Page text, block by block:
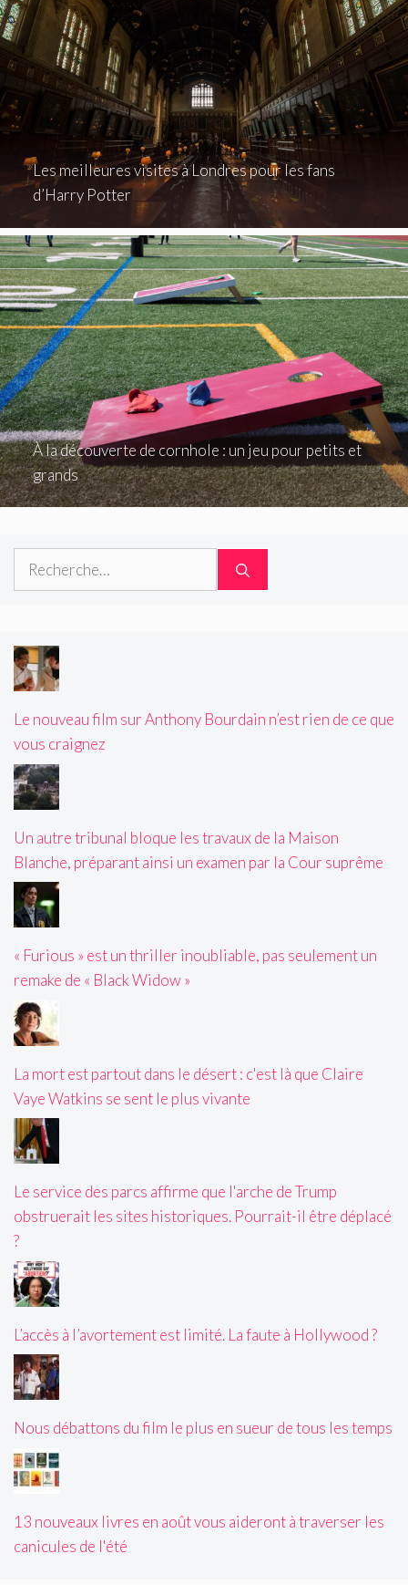
Les meilleures visites à Londres pour les fans
d’Harry Potter
À la découverte de cornhole : un jeu pour petits et
grands
Rechercher :
Le nouveau film sur Anthony Bourdain n’est rien de ce que
vous craignez
Un autre tribunal bloque les travaux de la Maison
Blanche, préparant ainsi un examen par la Cour suprême
« Furious » est un thriller inoubliable, pas seulement un
remake de « Black Widow »
La mort est partout dans le désert : c'est là que Claire
Vaye Watkins se sent le plus vivante
Le service des parcs affirme que l'arche de Trump
obstruerait les sites historiques. Pourrait-il être déplacé
?
L’accès à l’avortement est limité. La faute à Hollywood ?
Nous débattons du film le plus en sueur de tous les temps
13 nouveaux livres en août vous aideront à traverser les
canicules de l'été